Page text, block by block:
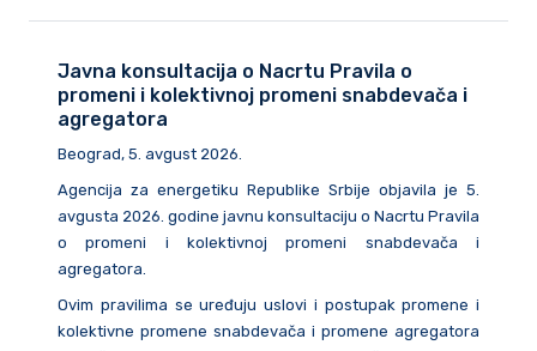
Javna konsultacija o Nacrtu Pravila o
promeni i kolektivnoj promeni snabdevača i
agregatora
Beograd, 5. avgust 2026.
Agencija za energetiku Republike Srbije objavila je 5.
avgusta 2026. godine javnu konsultaciju o Nacrtu Pravila
o promeni i kolektivnoj promeni snabdevača i
agregatora.
Ovim pravilima se uređuju uslovi i postupak promene i
kolektivne promene snabdevača i promene agregatora